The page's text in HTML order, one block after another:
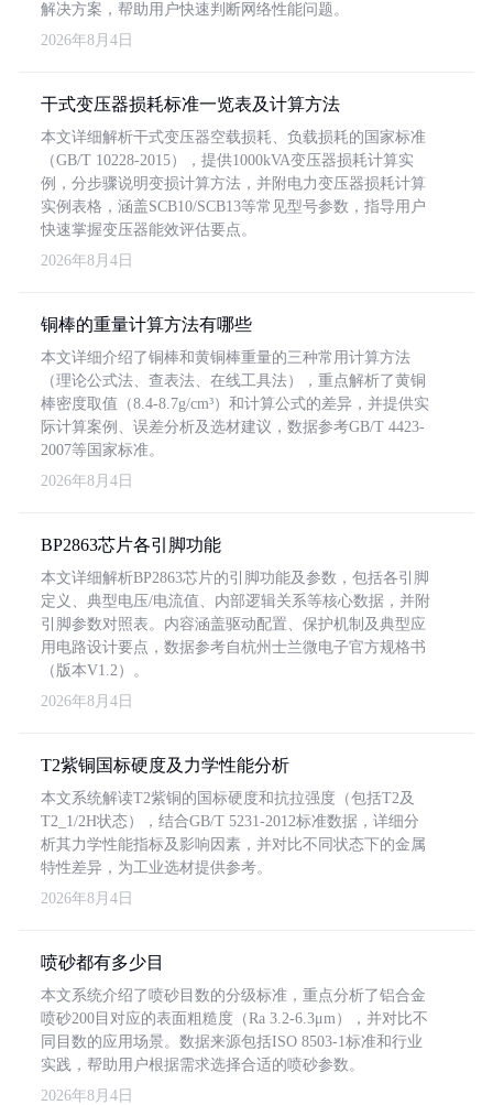
解决方案，帮助用户快速判断网络性能问题。
2026年8月4日
干式变压器损耗标准一览表及计算方法
本文详细解析干式变压器空载损耗、负载损耗的国家标准
（GB/T 10228-2015），提供1000kVA变压器损耗计算实
例，分步骤说明变损计算方法，并附电力变压器损耗计算
实例表格，涵盖SCB10/SCB13等常见型号参数，指导用户
快速掌握变压器能效评估要点。
2026年8月4日
铜棒的重量计算方法有哪些
本文详细介绍了铜棒和黄铜棒重量的三种常用计算方法
（理论公式法、查表法、在线工具法），重点解析了黄铜
棒密度取值（8.4-8.7g/cm³）和计算公式的差异，并提供实
际计算案例、误差分析及选材建议，数据参考GB/T 4423-
2007等国家标准。
2026年8月4日
BP2863芯片各引脚功能
本文详细解析BP2863芯片的引脚功能及参数，包括各引脚
定义、典型电压/电流值、内部逻辑关系等核心数据，并附
引脚参数对照表。内容涵盖驱动配置、保护机制及典型应
用电路设计要点，数据参考自杭州士兰微电子官方规格书
（版本V1.2）。
2026年8月4日
T2紫铜国标硬度及力学性能分析
本文系统解读T2紫铜的国标硬度和抗拉强度（包括T2及
T2_1/2H状态），结合GB/T 5231-2012标准数据，详细分
析其力学性能指标及影响因素，并对比不同状态下的金属
特性差异，为工业选材提供参考。
2026年8月4日
喷砂都有多少目
本文系统介绍了喷砂目数的分级标准，重点分析了铝合金
喷砂200目对应的表面粗糙度（Ra 3.2-6.3μm），并对比不
同目数的应用场景。数据来源包括ISO 8503-1标准和行业
实践，帮助用户根据需求选择合适的喷砂参数。
2026年8月4日